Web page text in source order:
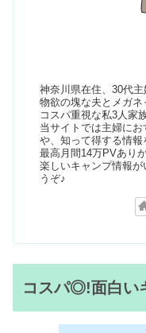
神奈川県在住、30代主
物欲の塊な夫とメガ
コスパ重視な私3人家
当サイトでは主婦に
や、知って得する情報
最高月間14万PVあり
楽しいキャンプ情報が
うぞ♪
コスパ◎!面白い